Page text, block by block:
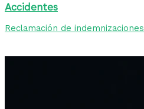
Accidentes
Reclamación de indemnizaciones